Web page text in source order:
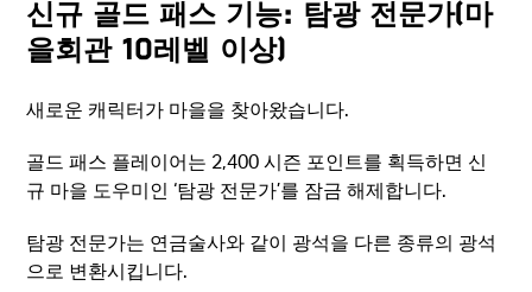
신규 골드 패스 기능: 탐광 전문가(마
을회관 10레벨 이상)
새로운 캐릭터가 마을을 찾아왔습니다.
골드 패스 플레이어는 2,400 시즌 포인트를 획득하면 신
규 마을 도우미인 ‘탐광 전문가’를 잠금 해제합니다.
탐광 전문가는 연금술사와 같이 광석을 다른 종류의 광석
으로 변환시킵니다.